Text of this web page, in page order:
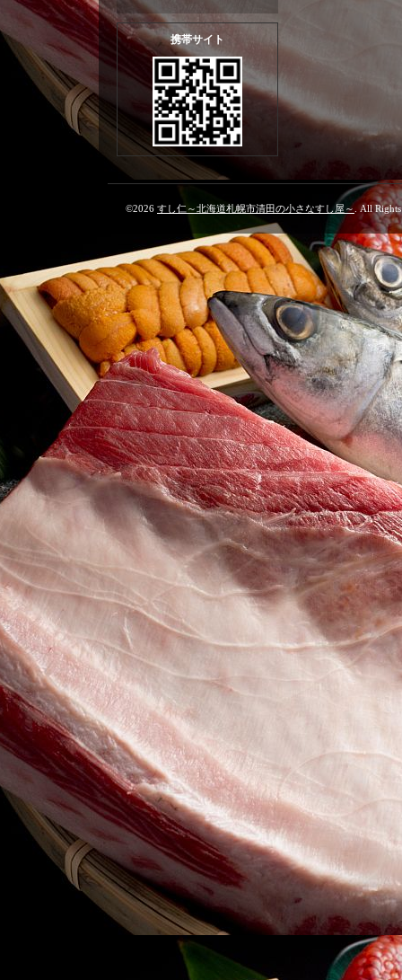
携帯サイト
©2026 すし仁～北海道札幌市清田の小さなすし屋～ . All